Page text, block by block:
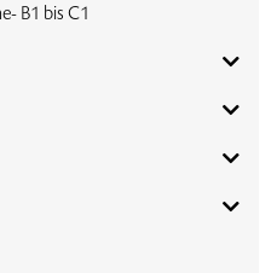
B1 bis C1